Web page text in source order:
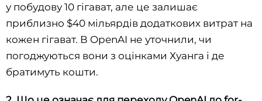
у побудову 10 гігават, але це залишає
приблизно $40 мільярдів додаткових витрат на
кожен гігават. В OpenAI не уточнили, чи
погоджуються вони з оцінками Хуанга і де
братимуть кошти.